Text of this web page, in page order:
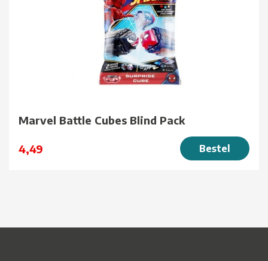
Marvel Battle Cubes Blind Pack
4,49 Bestel